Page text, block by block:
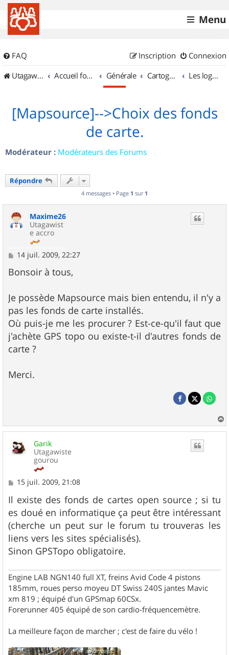
Menu
FAQ Connexion
Inscription
UtagawaVTT (Randos VTT et VTTAE avec traces GPS)
Accueil forum Générale Cartographie et GPS Les logiciels
[Mapsource]-->Choix des fonds
de carte.
Modérateur : Modérateurs des Forums
Répondre
4 messages • Page 1 sur 1
Maxime26
Utagawist
e accro
M
s
s
g
e
14 juil. 2009, 22:27
Bonsoir à tous,
Je possède Mapsource mais bien entendu, il n'y a
pas les fonds de carte installés.
Où puis-je me les procurer ? Est-ce-qu'il faut que
j'achète GPS topo ou existe-t-il d'autres fonds de
carte ?
Merci.
a
Garik
Utagawiste
gourou
M
s
a
g
e
15 juil. 2009, 21:08
Il existe des fonds de cartes open source ; si tu
es doué en informatique ça peut être intéressant
(cherche un peut sur le forum tu trouveras les
liens vers les sites spécialisés).
Sinon GPSTopo obligatoire.
Engine LAB NGN140 full XT, freins Avid Code 4 pistons
185mm, roues perso moyeu DT Swiss 240S jantes Mavic
xm 819 ; équipé d'un GPSmap 60CSx.
Forerunner 405 équipé de son cardio-fréquencemètre.
La meilleure façon de marcher ; c'est de faire du vélo !